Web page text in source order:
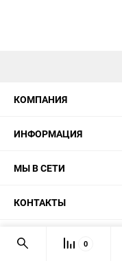
КОМПАНИЯ
ИНФОРМАЦИЯ
МЫ В СЕТИ
КОНТАКТЫ
0